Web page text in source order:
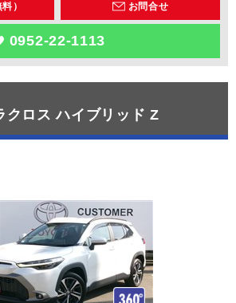
） お問合せ
0952-22-1113
クロス ハイブリッド Z